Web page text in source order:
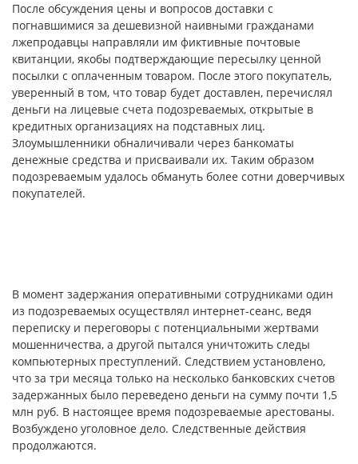
После обсуждения цены и вопросов доставки с
погнавшимися за дешевизной наивными гражданами
лжепродавцы направляли им фиктивные почтовые
квитанции, якобы подтверждающие пересылку ценной
посылки с оплаченным товаром. После этого покупатель,
уверенный в том, что товар будет доставлен, перечислял
деньги на лицевые счета подозреваемых, открытые в
кредитных организациях на подставных лиц.
Злоумышленники обналичивали через банкоматы
денежные средства и присваивали их. Таким образом
подозреваемым удалось обмануть более сотни доверчивых
покупателей.
В момент задержания оперативными сотрудниками один
из подозреваемых осуществлял интернет-сеанс, ведя
переписку и переговоры с потенциальными жертвами
мошенничества, а другой пытался уничтожить следы
компьютерных преступлений. Следствием установлено,
что за три месяца только на несколько банковских счетов
задержанных было переведено деньги на сумму почти 1,5
млн руб. В настоящее время подозреваемые арестованы.
Возбуждено уголовное дело. Следственные действия
продолжаются.